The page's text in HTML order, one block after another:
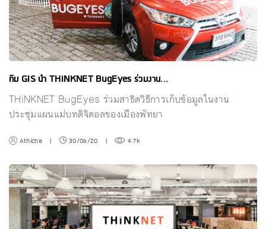
ทีม GIS นำ THiNKNET BugEyes ร่วมงาน...
THiNKNET BugEyes ร่วมสาธิตวิธีการเก็บข้อมูลในงาน
ประชุมแผนแม่บทดิจิตอลของเมืองพัทยา
Athicha | 30/06/20 | 4.7k